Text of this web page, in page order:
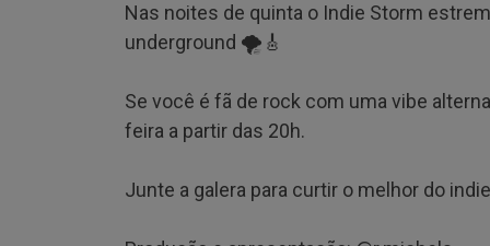
Nas noites de quinta o Indie Storm
underground 🌪️🎸
Se você é fã de rock com uma vibe
feira a partir das 20h.
Junte a galera para curtir o melhor do